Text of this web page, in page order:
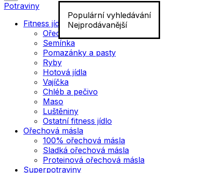
Populární vyhledávání
Nejprodávanější
Potraviny
Fitness jídlo
Ořechy
Semínka
Pomazánky a pasty
Ryby
Hotová jídla
Vajíčka
Chléb a pečivo
Maso
Luštěniny
Ostatní fitness jídlo
Ořechová másla
100% ořechová másla
Sladká ořechová másla
Proteinová ořechová másla
Superpotraviny